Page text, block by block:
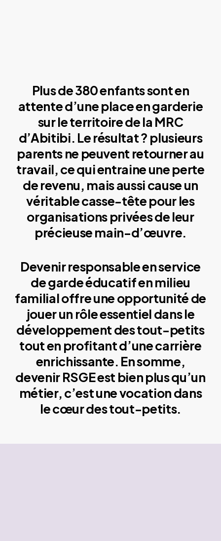
Plus de 380 enfants sont en
attente d’une place en garderie
sur le territoire de la MRC
d’Abitibi. Le résultat ? plusieurs
parents ne peuvent retourner au
travail, ce qui entraine une perte
de revenu, mais aussi cause un
véritable casse-tête pour les
organisations privées de leur
précieuse main-d’œuvre.
Devenir responsable en service
de garde éducatif en milieu
familial offre une opportunité de
jouer un rôle essentiel dans le
développement des tout-petits
tout en profitant d’une carrière
enrichissante. En somme,
devenir RSGE est bien plus qu’un
métier, c’est une vocation dans
le cœur des tout-petits.